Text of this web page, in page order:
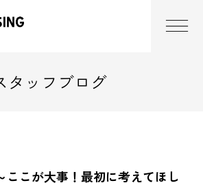
タッフブログ
ここが大事！最初に考えてほし